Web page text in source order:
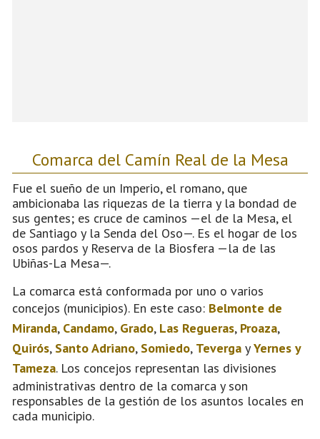
Comarca del Camín Real de la Mesa
Fue el sueño de un Imperio, el romano, que
ambicionaba las riquezas de la tierra y la bondad de
sus gentes; es cruce de caminos —el de la Mesa, el
de Santiago y la Senda del Oso—. Es el hogar de los
osos pardos y Reserva de la Biosfera —la de las
Ubiñas-La Mesa—.
La comarca está conformada por uno o varios
concejos (municipios). En este caso: Belmonte de
Miranda, Candamo, Grado, Las Regueras, Proaza,
Quirós, Santo Adriano, Somiedo, Teverga yYernes y
Tameza. Los concejos representan las divisiones
administrativas dentro de la comarca y son
responsables de la gestión de los asuntos locales en
cada municipio.